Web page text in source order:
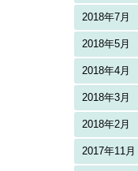
2018年7月
2018年5月
2018年4月
2018年3月
2018年2月
2017年11月